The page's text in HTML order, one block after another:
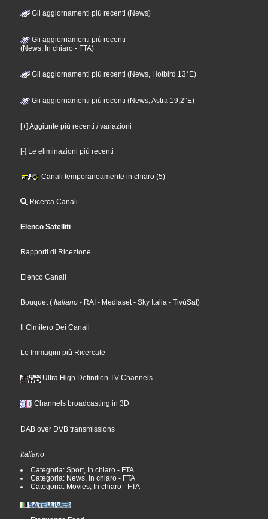
Gli aggiornamenti più recenti (News)
Gli aggiornamenti più recenti
(News, In chiaro - FTA)
Gli aggiornamenti più recenti (News, Hotbird 13°E)
Gli aggiornamenti più recenti (News, Astra 19,2°E)
[+] Aggiunte più recenti / variazioni
[-] Le eliminazioni più recenti
Canali temporaneamente in chiaro (5)
Ricerca Canali
Elenco Satelliti
Rapporti di Ricezione
Elenco Canali
Bouquet( Italiano - RAI - Mediaset- Sky Italia - TivùSat)
Il Cimitero Dei Canali
Le Immagini più Ricercate
Ultra High Definition TV Channels
Channels broadcasting in 3D
DAB over DVB transmissions
Italiano
Categoria: Sport, In chiaro - FTA
Categoria: News, In chiaro - FTA
Categoria: Movies, In chiaro - FTA